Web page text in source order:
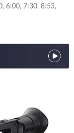
6:00, 7:30, 8:53,